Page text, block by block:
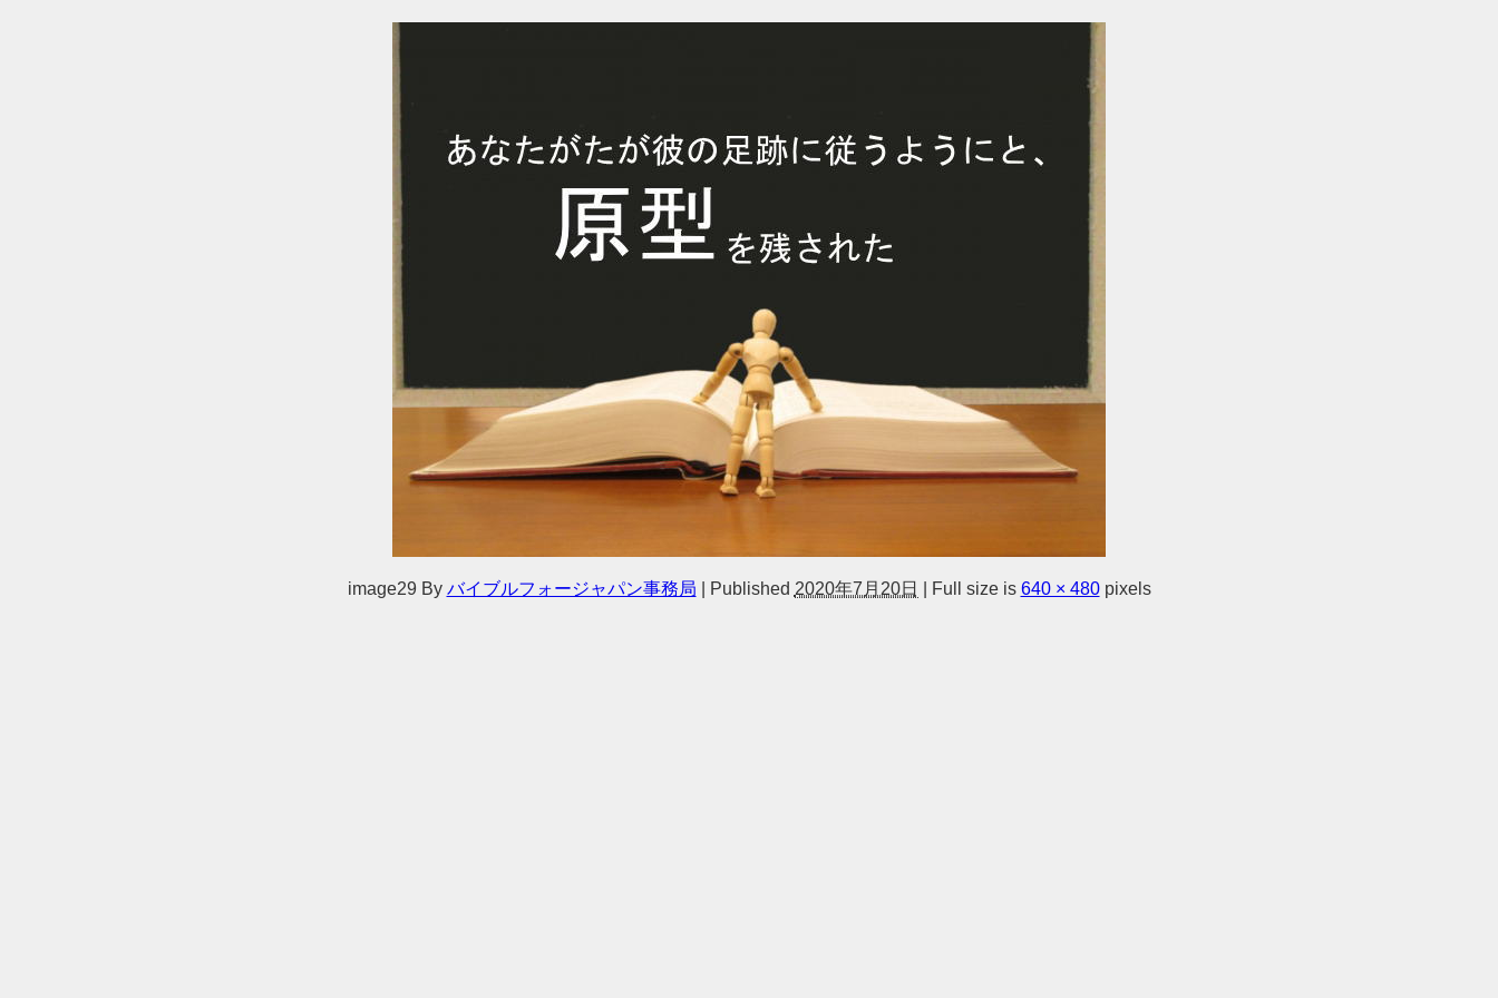
image29 By バイブルフォージャパン事務局 Published 2020年7月20日 Full size is 640 × 480pixels